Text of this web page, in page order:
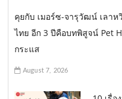
คุยกับ เมอร์ซ-จารุวัฒน์ เลาห
ไทย อีก 3 ปีคือบทพิสูจน์ Pet
กระแส
August 7, 2026